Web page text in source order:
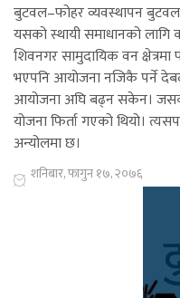
बुटवल–फोहर व्यवस्थापन
यसको स्थायी समाधानको
शिवनगर सामुदायिक वन
भएपनि आयोजना नजिकै पर्ने
आयोजना अघि बढ्न सकेन।
योजना फिर्ता गएको थियो।
अन्योलमा छ।
शनिबार, फागुन १७, २०७६